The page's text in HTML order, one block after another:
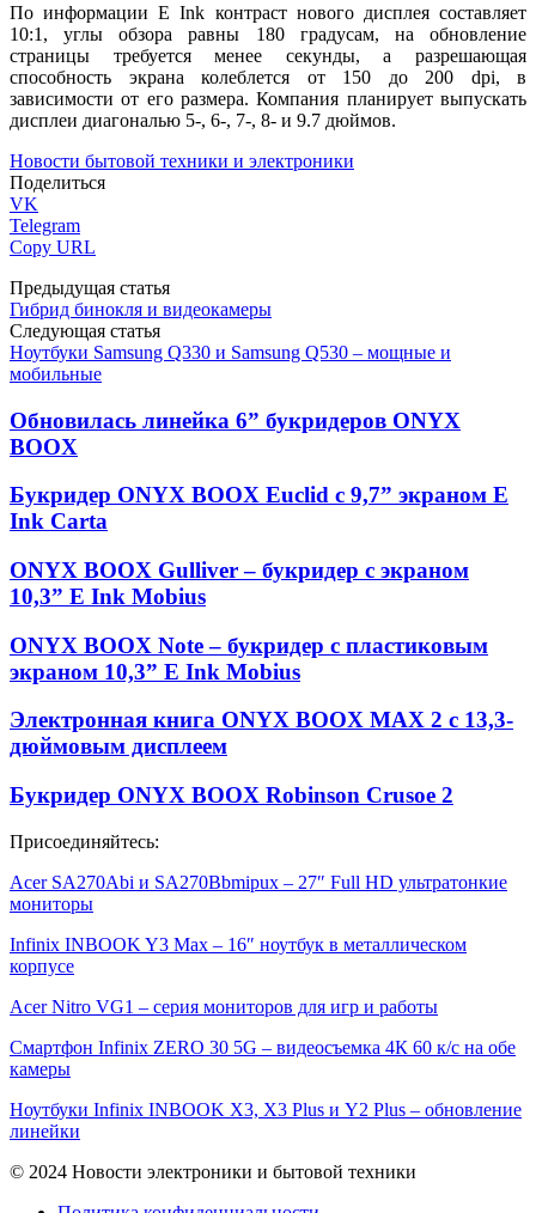
По информации E Ink контраст нового дисплея составляет
10:1, углы обзора равны 180 градусам, на обновление
страницы требуется менее секунды, а разрешающая
способность экрана колеблется от 150 до 200 dpi, в
зависимости от его размера. Компания планирует выпускать
дисплеи диагональю 5-, 6-, 7-, 8- и 9.7 дюймов.
Новости бытовой техники и электроники
Поделиться
VK
Telegram
Copy URL
Предыдущая статья
Гибрид бинокля и видеокамеры
Следующая статья
Ноутбуки Samsung Q330 и Samsung Q530 – мощные и
мобильные
Обновилась линейка 6” букридеров ONYX
BOOX
Букридер ONYX BOOX Euclid с 9,7” экраном E
Ink Carta
ONYX BOOX Gulliver – букридер с экраном
10,3” E Ink Mobius
ONYX BOOX Note – букридер с пластиковым
экраном 10,3” E Ink Mobius
Электронная книга ONYX BOOX MAX 2 с 13,3-
дюймовым дисплеем
Букридер ONYX BOOX Robinson Crusoe 2
Присоединяйтесь:
Acer SA270Abi и SA270Bbmipux – 27″ Full HD ультратонкие
мониторы
Infinix INBOOK Y3 Max – 16″ ноутбук в металлическом
корпусе
Acer Nitro VG1 – серия мониторов для игр и работы
Смартфон Infinix ZERO 30 5G – видеосъемка 4К 60 к/с на обе
камеры
Ноутбуки Infinix INBOOK X3, X3 Plus и Y2 Plus – обновление
линейки
© 2024 Новости электроники и бытовой техники